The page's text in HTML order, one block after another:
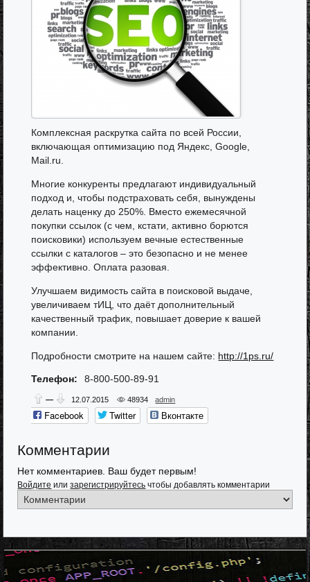
Комплексная раскрутка сайта по всей России,
включающая оптимизацию под Яндекс, Google,
Mail.ru.
Многие конкуренты предлагают индивидуальный
подход и, чтобы подстраховать себя, вынуждены
делать наценку до 250%. Вместо ежемесячной
покупки ссылок (с чем, кстати, активно борются
поисковики) используем вечные естественные
ссылки с каталогов – это безопасно и не менее
эффективно. Оплата разовая.
Улучшаем видимость сайта в поисковой выдаче,
увеличиваем тИЦ, что даёт дополнительный
качественный трафик, повышает доверие к вашей
компании.
Подробности смотрите на нашем сайте: http://1ps.ru/
Телефон: 8-800-500-89-91
— 12.07.2015 48934 admin
Facebook Twitter
Вконтакте
Комментарии
Нет комментариев. Ваш будет первым!
Войдите илизарегистрируйтесь чтобы добавлять комментарии